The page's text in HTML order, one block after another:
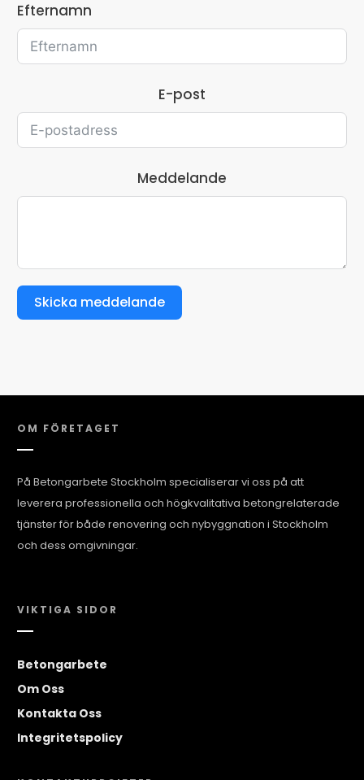
Efternamn
E-post
Meddelande
Skicka meddelande
OM FÖRETAGET
På Betongarbete Stockholm specialiserar vi oss på att
leverera professionella och högkvalitativa betongrelaterade
tjänster för både renovering och nybyggnation i Stockholm
och dess omgivningar.
VIKTIGA SIDOR
Betongarbete
Om Oss
Kontakta Oss
Integritetspolicy